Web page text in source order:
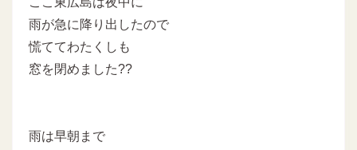
雨が急に降り出したので
慌ててわたくしも
窓を閉めました??
雨は早朝まで